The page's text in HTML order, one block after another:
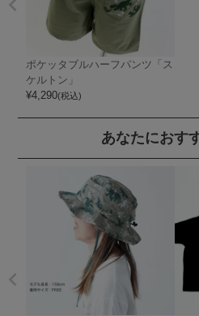
ポケッタブルハーフパンツ「ス
ケルトン」
¥4,290(税込)
あなたにおす